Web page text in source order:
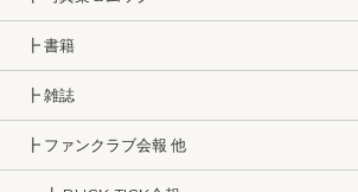
┣ 書籍
┣ 雑誌
┣ ファンクラブ会報 他